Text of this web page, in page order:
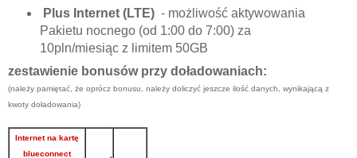
Plus Internet (LTE) - możliwość aktywowania
Pakietu nocnego (od 1:00 do 7:00) za
10pln/miesiąc z limitem 50GB
zestawienie bonusów przy doładowaniach:
(należy pamiętać, że oprócz bonusu, należy doliczyć jeszcze ilość danych, wynikającą z
kwoty doładowania)
Internet na kartę
blueconnect